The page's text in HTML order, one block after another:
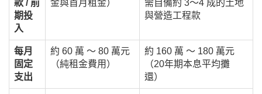
款 / 前
期投
入
金與首月租金）
需自備約 3～4 成的土地
與營造工程款
每月
固定
支出
約 60 萬 ～ 80 萬元
（純租金費用）
約 160 萬 ～ 180 萬元
（20年期本息平均攤
還）